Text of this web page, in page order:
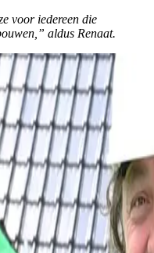
voor iedereen die
aldus Renaat.